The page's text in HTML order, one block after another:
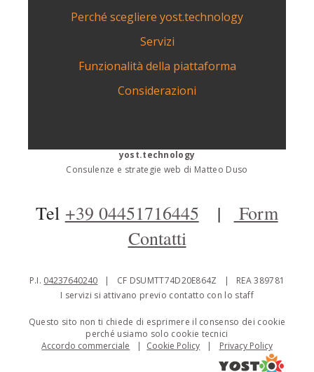
Perché scegliere yost.technology
Servizi
Funzionalità della piattaforma
Considerazioni
yost.technology
Consulenze e strategie web di Matteo Duso
Tel +39 04451716445 |
Form
Contatti
P.I. 04237640240 | CF DSUMTT74D20E864Z | REA 389781
I servizi si attivano previo contatto con lo staff
Questo sito non ti chiede di esprimere il consenso dei cookie
perché usiamo solo cookie tecnici
Accordo commerciale | Cookie Policy | Privacy Policy